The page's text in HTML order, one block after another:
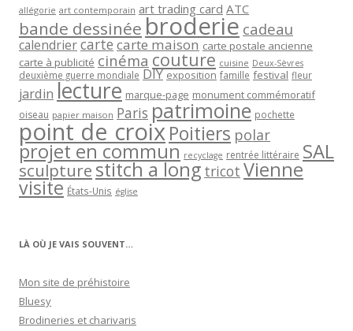
allégorie art contemporain art trading card ATC
bande dessinée broderie cadeau
calendriercartecarte maison carte postale ancienne
carte à publicité cinéma couture cuisine Deux-Sèvres
deuxième guerre mondiale DIY exposition famille festival fleur
jardin lecture marque-page monument commémoratif
oiseau papier maison Paris patrimoine pochette
point de croixPoitiers polar
projet en commun recyclage rentrée littéraire SAL
sculpturestitch a long tricot Vienne
visite États-Unis église
LÀ OÙ JE VAIS SOUVENT…
Mon site de préhistoire
Bluesy
Brodineries et charivaris